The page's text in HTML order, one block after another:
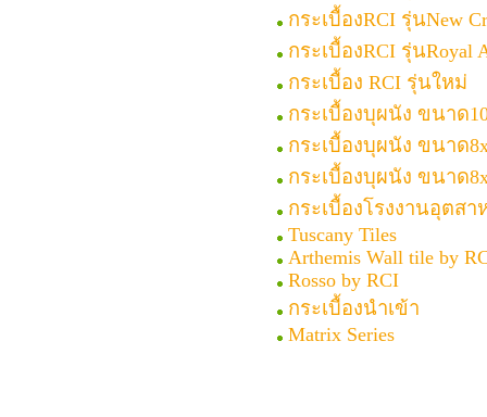
กระเบื้องRCI รุ่นNew
กระเบื้องRCI รุ่นRoyal
กระเบื้อง RCI รุ่นใหม่
กระเบื้องบุผนัง ขนาด
กระเบื้องบุผนัง ขนาด
กระเบื้องบุผนัง ขนาด
กระเบื้องโรงงานอุตสา
Tuscany Tiles
Arthemis Wall tile by
Rosso by RCI
กระเบื้องนำเข้า
Matrix Series